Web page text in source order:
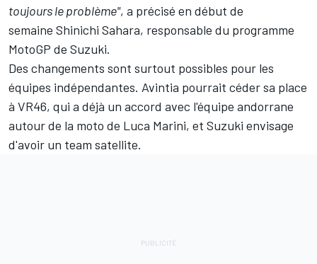
toujours le problème", a précisé en début de
semaine Shinichi Sahara, responsable du programme
MotoGP de Suzuki.
Des changements sont surtout possibles pour les
équipes indépendantes. Avintia pourrait céder sa place
à VR46, qui a déjà un accord avec l'équipe andorrane
autour de la moto de Luca Marini, et Suzuki envisage
d'avoir un team satellite.